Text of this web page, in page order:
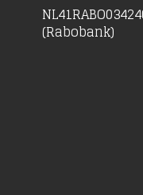
(Rabobank)